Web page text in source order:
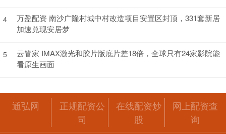
4
万盈配资 南沙广隆村城中村改造项目安置区封顶，331套新居
加速兑现安居梦
5
云管家 IMAX激光和胶片版底片差18倍，全球只有24家影院能
看原生画面
通弘网
正规配资公
司
在线配资炒
股
网上配资查
询